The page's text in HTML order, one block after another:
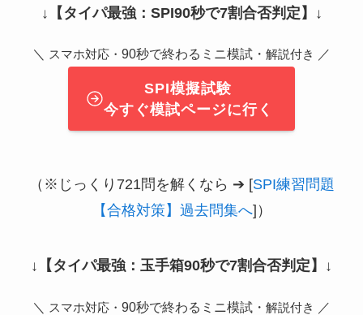
↓ 【タイパ最強：SPI90秒で7割合否判定】 ↓
＼ スマホ対応・ 90秒で終わるミニ模試・ 解説付き ／
SPI模擬試験
今すぐ模試ページに行く
（※じっくり721問を解くなら ➔ [SPI練習問題
【合格対策】過去問集へ]）
↓ 【タイパ最強：玉手箱90秒で7割合否判定】 ↓
＼ スマホ対応・ 90秒で終わるミニ模試・ 解説付き ／